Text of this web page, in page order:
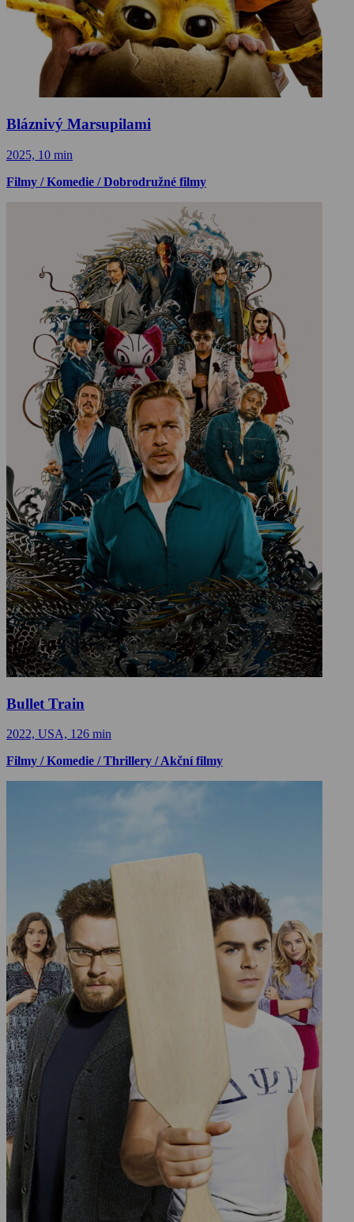
Bláznivý Marsupilami
2025, 10 min
Filmy / Komedie / Dobrodružné filmy
Bullet Train
2022, USA, 126 min
Filmy / Komedie / Thrillery / Akční filmy